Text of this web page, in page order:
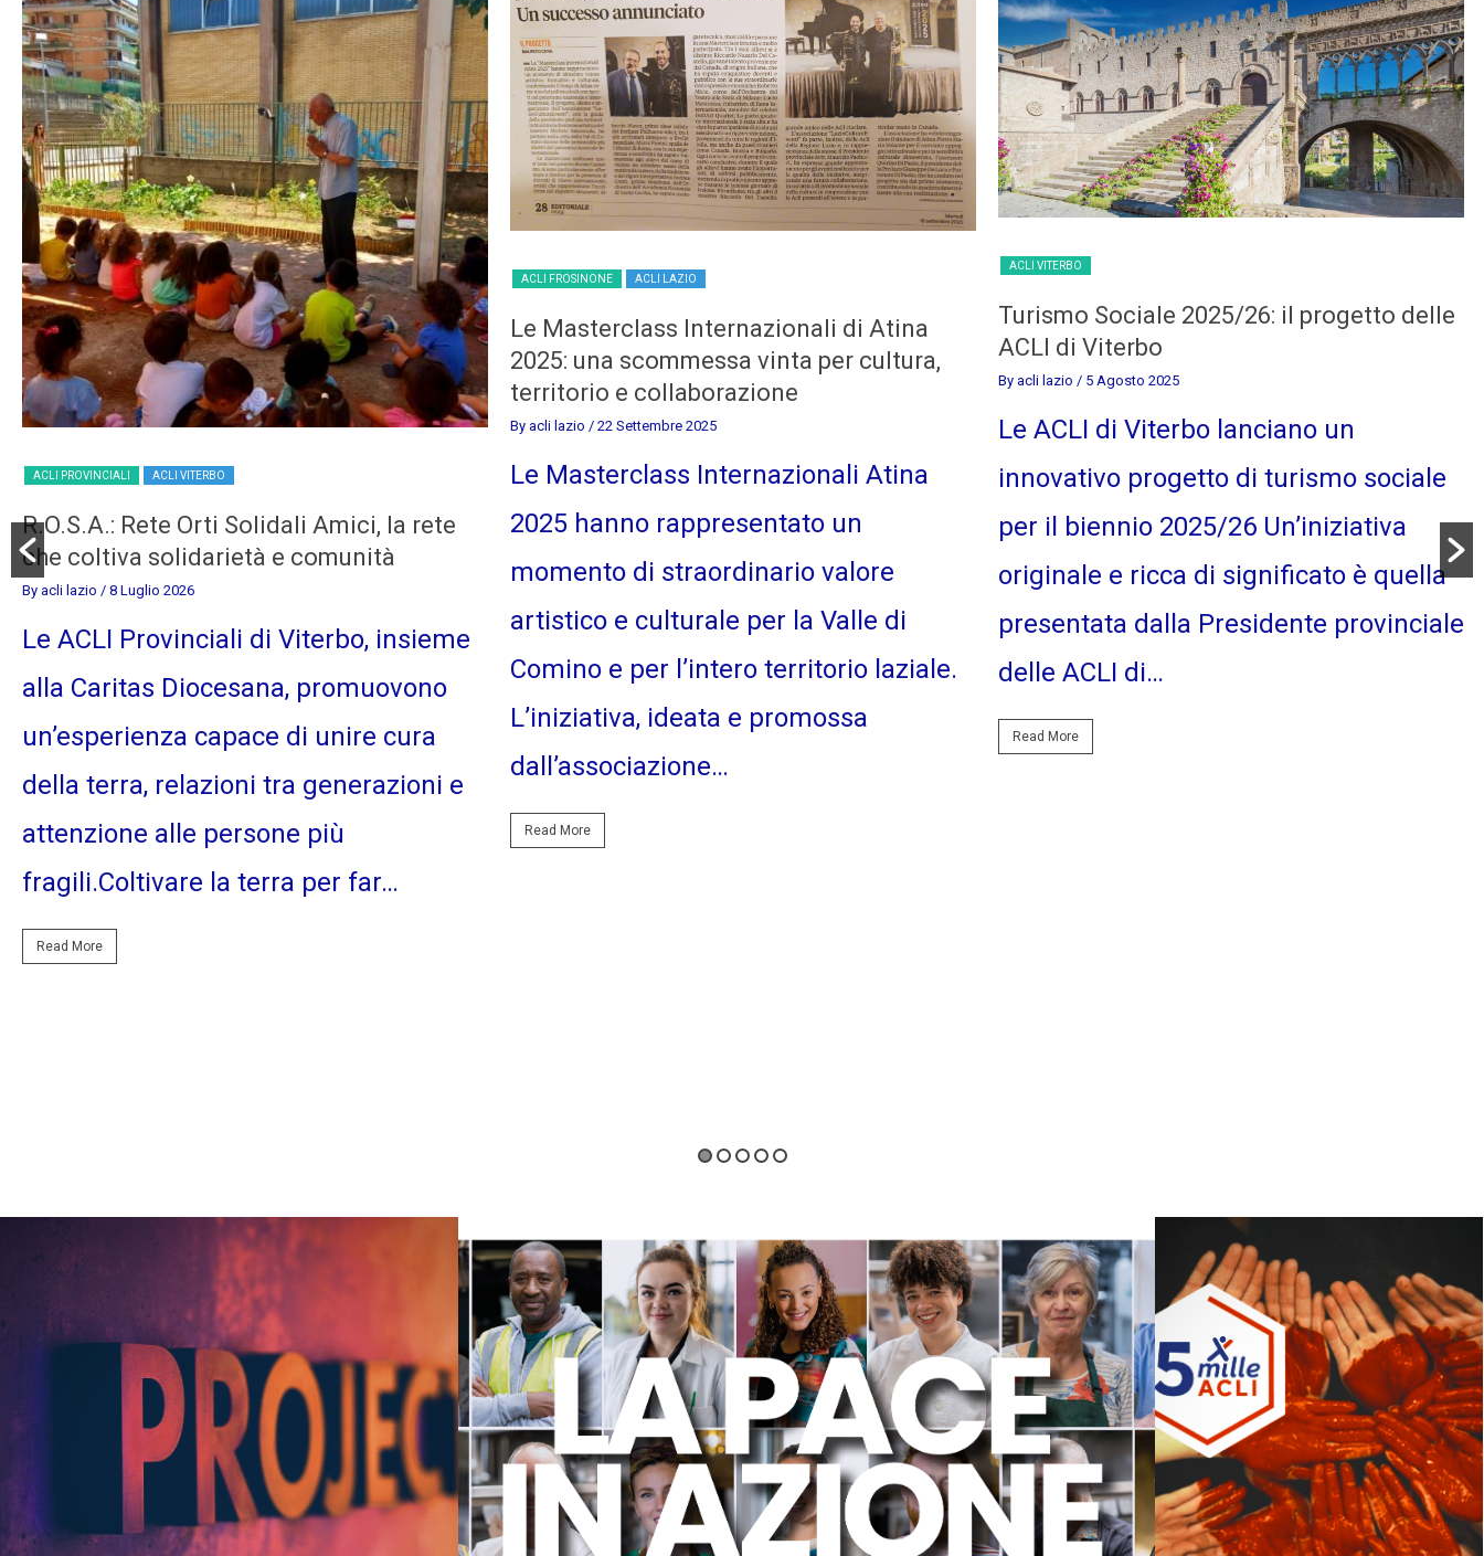
ACLI PROVINCIALI ACLI VITERBO
R.O.S.A.: Rete Orti Solidali Amici, la rete
che coltiva solidarietà e comunità
By acli lazio / 8 Luglio 2026
Le ACLI Provinciali di Viterbo, insieme
alla Caritas Diocesana, promuovono
un’esperienza capace di unire cura
della terra, relazioni tra generazioni e
attenzione alle persone più
fragili.Coltivare la terra per far…
Read More
ACLI FROSINONE ACLI LAZIO
Le Masterclass Internazionali di Atina
2025: una scommessa vinta per cultura,
territorio e collaborazione
By acli lazio / 22 Settembre 2025
Le Masterclass Internazionali Atina
2025 hanno rappresentato un
momento di straordinario valore
artistico e culturale per la Valle di
Comino e per l’intero territorio laziale.
L’iniziativa, ideata e promossa
dall’associazione…
Read More
ACLI VITERBO
Turismo Sociale 2025/26: il progetto delle
ACLI di Viterbo
By acli lazio / 5 Agosto 2025
Le ACLI di Viterbo lanciano un
innovativo progetto di turismo sociale
per il biennio 2025/26 Un’iniziativa
originale e ricca di significato è quella
presentata dalla Presidente provinciale
delle ACLI di…
Read More